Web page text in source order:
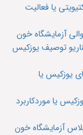
یا فعالیت
آزمایشگاه خون
توصیف یوزکیس
یوزکیس یا
یا موردکاربرد
آزمایشگاه خون